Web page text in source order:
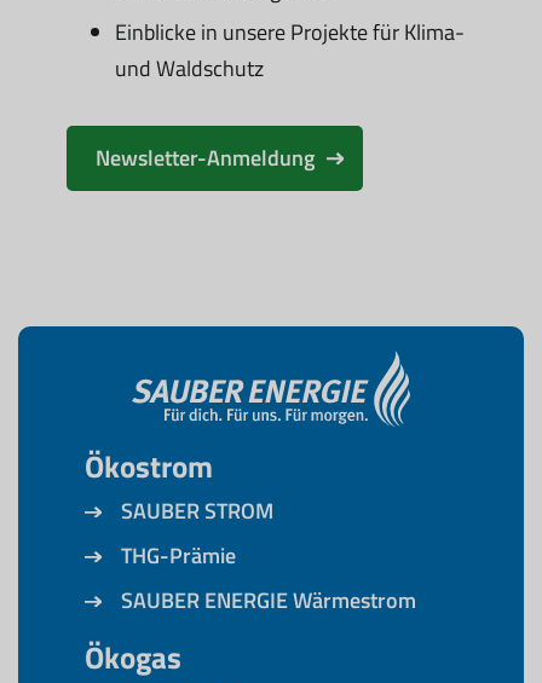
Einblicke in unsere Projekte für Klima-
und Waldschutz
Newsletter-Anmeldung
Ökostrom
SAUBER STROM
THG-Prämie
SAUBER ENERGIE Wärmestrom
Ökogas